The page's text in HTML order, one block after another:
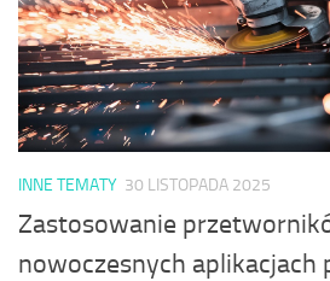
INNE TEMATY 30 LISTOPADA 2025
Zastosowanie
nowoczesnych aplikacjach